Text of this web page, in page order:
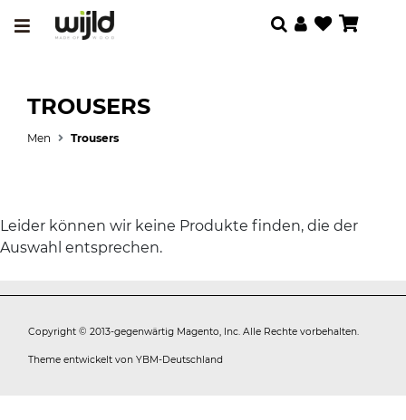
TROUSERS
Men Trousers
Leider können wir keine Produkte finden, die der
Auswahl entsprechen.
Copyright © 2013-gegenwärtig Magento, Inc. Alle Rechte vorbehalten.
Theme entwickelt von YBM-Deutschland